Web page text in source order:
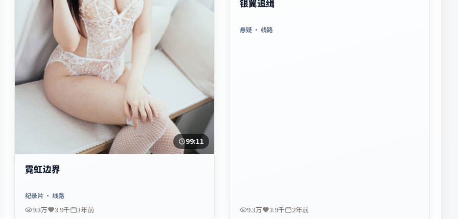
99:11
霓虹边界
纪录片· 线路
9.3万 3.9千 3年前
银翼追缉
悬疑 · 线路
9.3万 3.9千 2年前